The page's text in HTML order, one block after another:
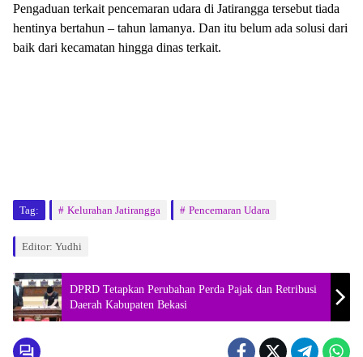
Pengaduan terkait pencemaran udara di Jatirangga tersebut tiada
hentinya bertahun – tahun lamanya. Dan itu belum ada solusi dari
baik dari kecamatan hingga dinas terkait.
Tag: Kelurahan Jatirangga Pencemaran Udara
Editor: Yudhi
DPRD Tetapkan Perubahan Perda Pajak dan Retribusi
Daerah Kabupaten Bekasi